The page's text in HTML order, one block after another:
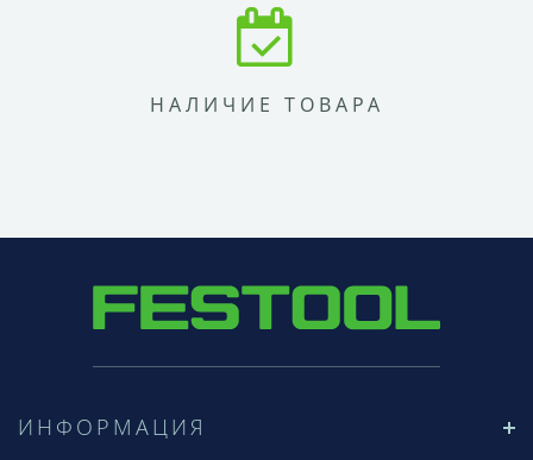
НАЛИЧИЕ ТОВАРА
ИНФОРМАЦИЯ